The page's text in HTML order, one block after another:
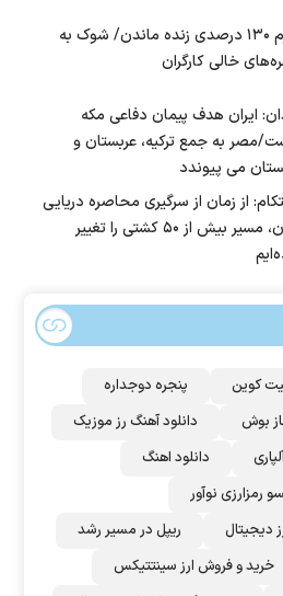
تورم ۱۳۰ درصدی زنده ماندن/ شوک به
خالی کارگران
ایران هدف پیمان دفاعی مکه
مصر به جمع ترکیه، عربستان و
می پیوندد
از زمان از سرگیری محاصره دریایی
ایران، مسیر بیش از ۵۰ کشتی را تغییر
کوین
پنجره دوجداره
بوش
دانلود آهنگ رز‌ موزیک
دانلود اهنگ
رمزارزی نوآور
دیجیتال
ریپل در مسیر رشد
خرید و فروش ارز سینتتیکس